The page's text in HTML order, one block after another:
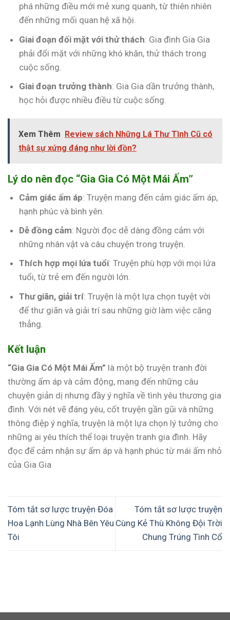
phá những điều mới mẻ xung quanh, từ thiên nhiên
đến những mối quan hệ xã hội.
Giai đoạn đối mặt với thử thách: Gia đình Gia Gia
phải đối mặt với những khó khăn, thử thách trong
cuộc sống.
Giai đoạn trưởng thành: Gia Gia dần trưởng thành,
học hỏi được nhiều điều từ cuộc sống.
Xem Thêm Review sách Những Lá Thư Tình Cũ có
thật sự xứng đáng như lời đồn?
Lý do nên đọc “Gia Gia Có Một Mái Ấm”
Cảm giác ấm áp: Truyện mang đến cảm giác ấm áp,
hạnh phúc và bình yên.
Dễ đồng cảm: Người đọc dễ dàng đồng cảm với
những nhân vật và câu chuyện trong truyện.
Thích hợp mọi lứa tuổi: Truyện phù hợp với mọi lứa
tuổi, từ trẻ em đến người lớn.
Thư giãn, giải trí: Truyện là một lựa chọn tuyệt vời
để thư giãn và giải trí sau những giờ làm việc căng
thẳng.
Kết luận
“Gia Gia Có Một Mái Ấm” là một bộ truyện tranh đời
thường ấm áp và cảm động, mang đến những câu
chuyện giản dị nhưng đầy ý nghĩa về tình yêu thương gia
đình. Với nét vẽ đáng yêu, cốt truyện gần gũi và những
thông điệp ý nghĩa, truyện là một lựa chọn lý tưởng cho
những ai yêu thích thể loại truyện tranh gia đình. Hãy
đọc để cảm nhận sự ấm áp và hạnh phúc từ mái ấm nhỏ
của Gia Gia
Tóm tắt sơ lược truyện Đóa
Hoa Lạnh Lùng Nhà Bên Yêu
Tôi
Tóm tắt sơ lược truyện
Cùng Kẻ Thù Không Đội Trời
Chung Trúng Tình Cổ